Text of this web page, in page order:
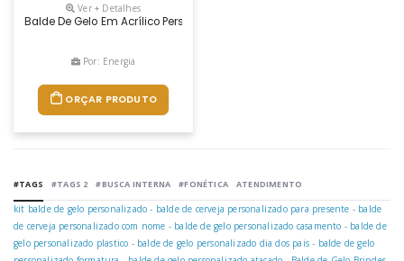
Ver + Detalhes
Balde De Gelo Em Acrílico Personalizado Para Brindes. Com
Por: Energia
ORÇAR PRODUTO
#TAGS #TAGS 2 #BUSCA INTERNA #FONÉTICA ATENDIMENTO
kit balde de gelo personalizado - balde de cerveja personalizado para presente - balde
de cerveja personalizado com nome - balde de gelo personalizado casamento - balde de
gelo personalizado plastico - balde de gelo personalizado dia dos pais - balde de gelo